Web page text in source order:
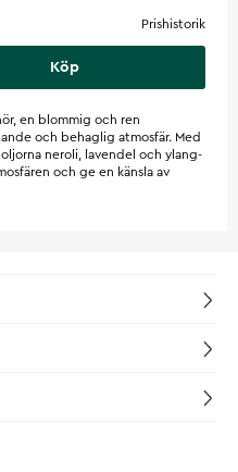
Prishistorik
Köp
en blommig och ren
och behaglig atmosfär. Med
neroli, lavendel och ylang-
och ge en känsla av